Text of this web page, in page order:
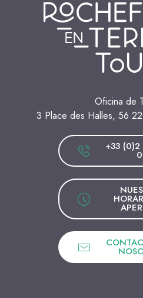
Oficina de
3 Place des Halles, 56
+33